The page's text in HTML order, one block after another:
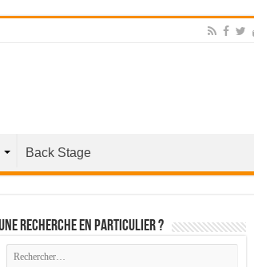
Back Stage
recherche en particulier ?